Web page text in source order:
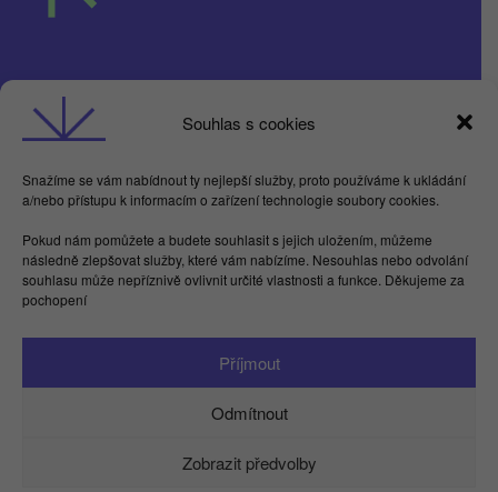
Souhlas s cookies
Snažíme se vám nabídnout ty nejlepší služby, proto používáme k ukládání
a/nebo přístupu k informacím o zařízení technologie soubory cookies.
Pokud nám pomůžete a budete souhlasit s jejich uložením, můžeme
následně zlepšovat služby, které vám nabízíme. Nesouhlas nebo odvolání
souhlasu může nepříznivě ovlivnit určité vlastnosti a funkce. Děkujeme za
pochopení
Příjmout
Odmítnout
Zobrazit předvolby
Obchodní podmínky
GDPR
Butterflies For Future, z.ú. Londýnská 254/7,
Vinohrady
Praha 2 120 00
IČ 17615755
Facebook
LinkedIn
Instagram
YouTube
Spotify
TikTok